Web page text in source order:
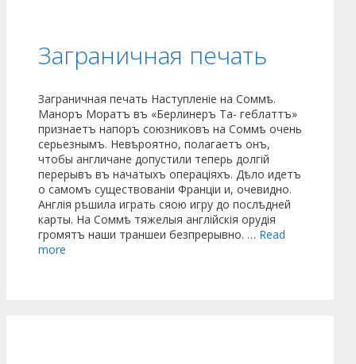
Заграничная печать
Заграничная печать Наступленіе на Соммѣ.
Маноръ Моратъ въ «Берлинеръ Та- геблаттъ»
признаетъ напоръ союзниковъ на Соммѣ очень
серьезнымъ. Невѣроятно, полагаетъ онъ,
чтобы англичане допустили теперь долгій
перерывъ въ начатыхъ операціяхъ. Дѣло идетъ
о самомъ существованіи Франціи и, очевидно.
Англія рѣшила играть сяою игру до послѣдней
карты. На Соммѣ тяжелыя англійскія орудія
громятъ наши траншеи безпрерывно. … Read
more